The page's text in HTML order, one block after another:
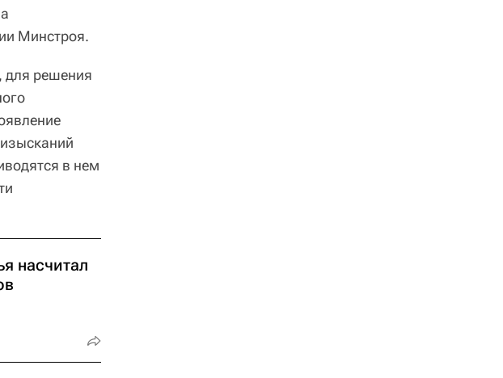
Минстроя.
для решения
в нем
насчитал